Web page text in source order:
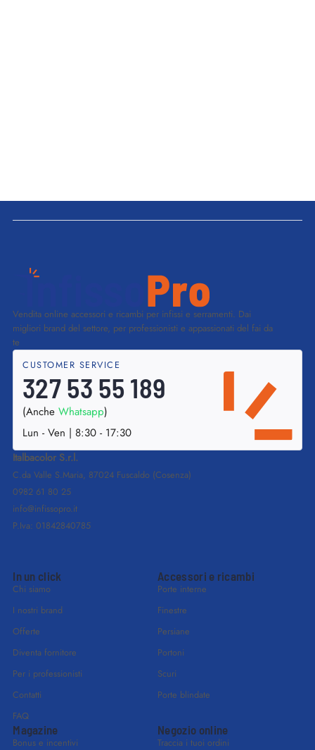
Vendita online accessori e ricambi per infissi e serramenti. Dai
migliori brand del settore, per professionisti e appassionati del fai da
te
CUSTOMER SERVICE
327 53 55 189
(AncheWhatsapp)
Lun - Ven | 8:30 - 17:30
Italbacolor S.r.l.
C.da Valle S.Maria, 87024 Fuscaldo (Cosenza)
0982 61 80 25
info@infissopro.it
P.Iva: 01842840785
In un click
Chi siamo
I nostri brand
Offerte
Diventa fornitore
Per i professionisti
Contatti
FAQ
Accessori e ricambi
Porte interne
Finestre
Persiane
Portoni
Scuri
Porte blindate
Magazine
Bonus e incentivi
Negozio online
Traccia i tuoi ordini